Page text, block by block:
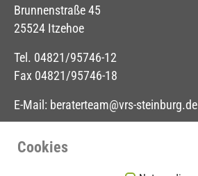
Brunnenstraße 45
25524 Itzehoe
Tel. 04821/95746-12
Fax 04821/95746-18
E-Mail: beraterteam@vrs-steinburg.de
Cookies